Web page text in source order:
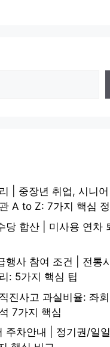
| 중장년 취업, 시니
A to Z: 7가지 핵심
당 합산 | 미사용 연차
행사 참여 조건 | 전통
: 5가지 핵심 팁
진사고 과실비율: 좌
7가지 핵심
주차안내 | 정기권/일